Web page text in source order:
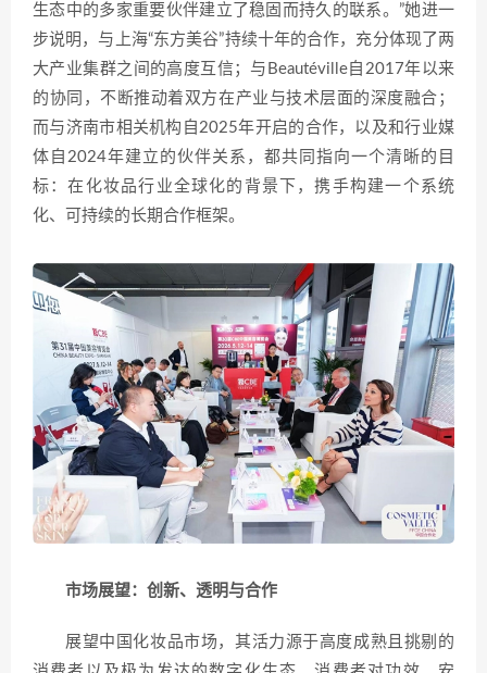
生态中的多家重要伙伴建立了稳固而持久的联系。”她进一
步说明，与上海“东方美谷”持续十年的合作，充分体现了两
大产业集群之间的高度互信；与Beautéville自2017年以来
的协同，不断推动着双方在产业与技术层面的深度融合；
而与济南市相关机构自2025年开启的合作，以及和行业媒
体自2024年建立的伙伴关系，都共同指向一个清晰的目
标：在化妆品行业全球化的背景下，携手构建一个系统
化、可持续的长期合作框架。
市场展望：创新、透明与合作
展望中国化妆品市场，其活力源于高度成熟且挑剔的